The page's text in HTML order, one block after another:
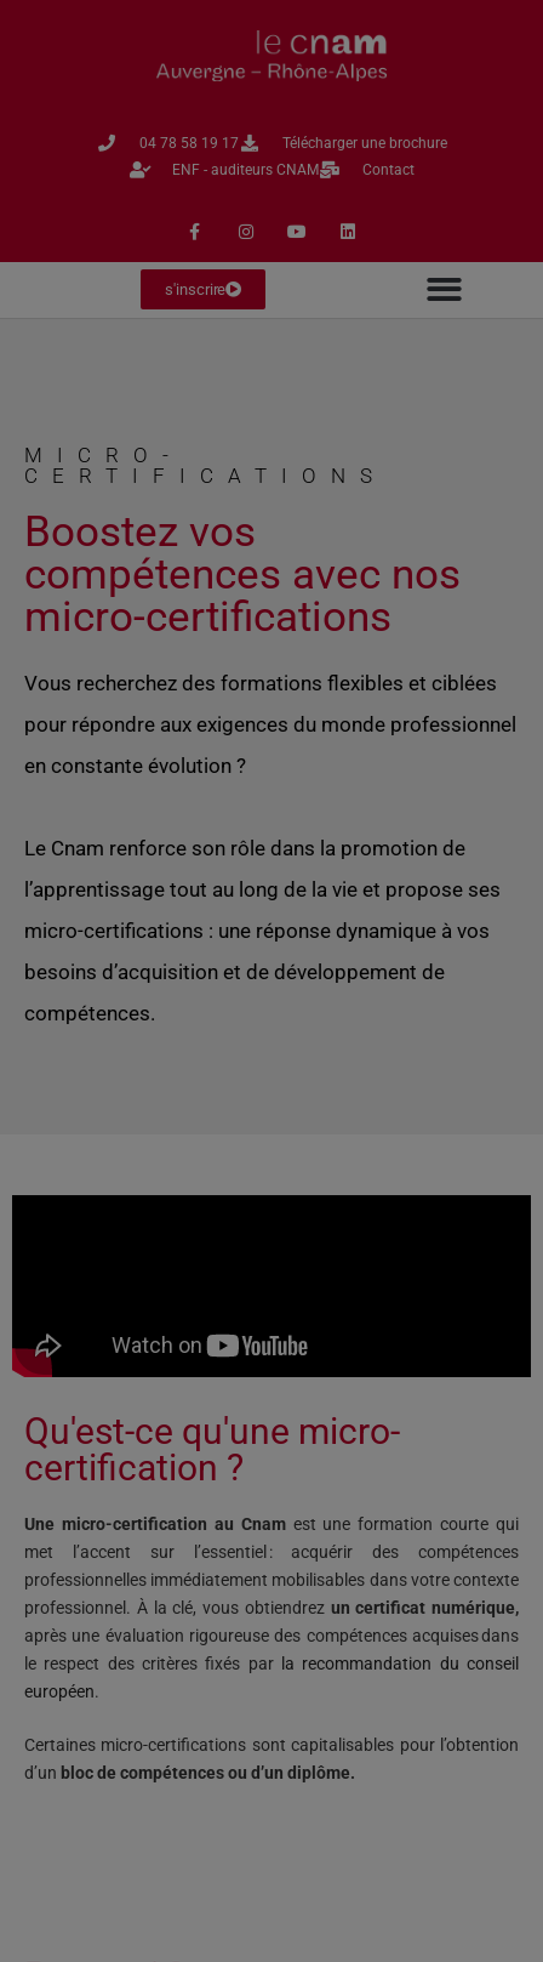
04 78 58 19 17​
Télécharger une brochure
ENF - auditeurs CNAM
Contact
s'inscrire
MICRO-
CERTIFICATIONS
Boostez vos
compétences avec nos
micro-certifications
Vous recherchez des formations flexibles et ciblées
pour répondre aux exigences du monde professionnel
en constante évolution ?
Le Cnam renforce son rôle dans la promotion de
l’apprentissage tout au long de la vie et propose ses
micro-certifications : une réponse dynamique à vos
besoins d’acquisition et de développement de
compétences.
Qu'est-ce qu'une micro-
certification ?
Une micro-certification au Cnamest une formation courte qui
met l’accent sur l’essentiel : acquérir des compétences
professionnelles immédiatement mobilisables dans votre contexte
professionnel. À la clé, vous obtiendrez un certificat numérique,
après une évaluation rigoureuse des compétences acquises dans
le respect des critères fixés par
la recommandation du conseil
européen.
Certaines micro-certifications sont capitalisables pour l’obtention
d’un bloc de compétences ou d’un diplôme.